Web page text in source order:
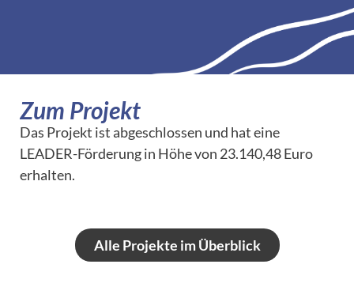
Zum Projekt
Das Projekt ist abgeschlossen und hat eine
LEADER-Förderung in Höhe von 23.140,48 Euro
erhalten.
Alle Projekte im Überblick